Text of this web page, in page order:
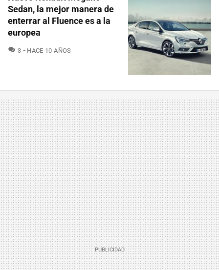
Sedan, la mejor manera de
enterrar al Fluence es a la
europea
3 COMENTARIOS
HACE 10 AÑOS